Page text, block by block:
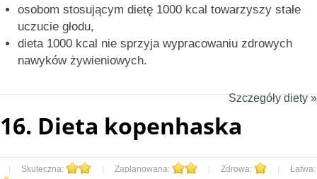
osobom stosującym dietę 1000 kcal towarzyszy stałe
uczucie głodu,
dieta 1000 kcal nie sprzyja wypracowaniu zdrowych
nawyków żywieniowych.
Szczegóły diety »
16. Dieta kopenhaska
| Skuteczna: | Zaplanowana: | Zdrowa: |
Łatwa: